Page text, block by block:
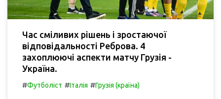
Час сміливих рішень і зростаючої
відповідальності Реброва. 4
захоплюючі аспекти матчу Грузія -
Україна.
#Футболіст #Італія #Грузія (країна)